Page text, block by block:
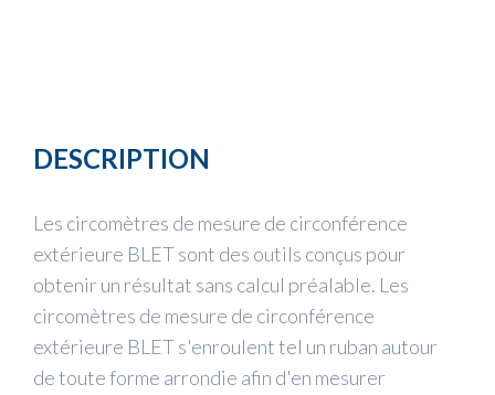
DESCRIPTION
Les circomètres de mesure de circonférence
extérieure BLET sont des outils conçus pour
obtenir un résultat sans calcul préalable. Les
circomètres de mesure de circonférence
extérieure BLET s'enroulent tel un ruban autour
de toute forme arrondie afin d'en mesurer